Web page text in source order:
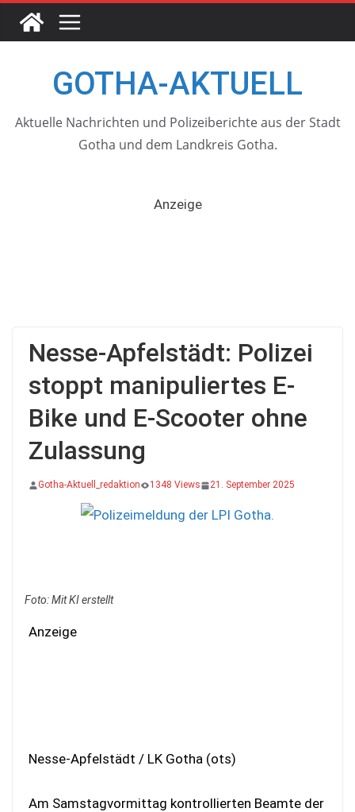
GOTHA-AKTUELL
Aktuelle Nachrichten und Polizeiberichte aus der Stadt
Gotha und dem Landkreis Gotha.
Anzeige
Nesse-Apfelstädt: Polizei
stoppt manipuliertes E-
Bike und E-Scooter ohne
Zulassung
Gotha-Aktuell_redaktion 1348 Views 21. September 2025
Foto: Mit KI erstellt
Anzeige
Nesse-Apfelstädt / LK Gotha (ots)
Am Samstagvormittag kontrollierten Beamte der